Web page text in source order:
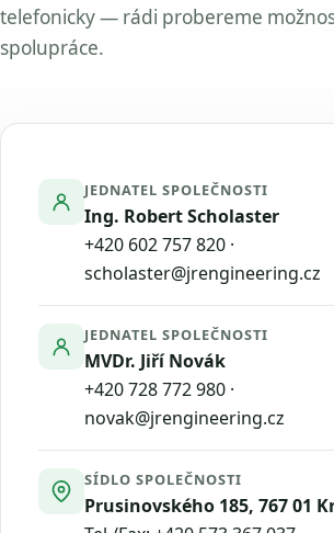
telefonicky — rádi probereme
spolupráce.
JEDNATEL SPOLEČNOSTI
Ing. Robert Scholaster
+420 602 757 820 ·
scholaster@jrengineering.cz
JEDNATEL SPOLEČNOSTI
MVDr. Jiří Novák
+420 728 772 980 ·
novak@jrengineering.cz
SÍDLO SPOLEČNOSTI
Prusinovského 185, 767 01